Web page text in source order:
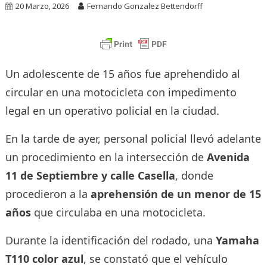
20 Marzo, 2026 Fernando Gonzalez Bettendorff
Un adolescente de 15 años fue aprehendido al
circular en una motocicleta con impedimento
legal en un operativo policial en la ciudad.
En la tarde de ayer, personal policial llevó adelante
un procedimiento en la intersección de Avenida
11 de Septiembre y calle Casella, donde
procedieron a la aprehensión de un menor de 15
añosque circulaba en una motocicleta.
Durante la identificación del rodado, una Yamaha
T110 color azul, se constató que el vehículo